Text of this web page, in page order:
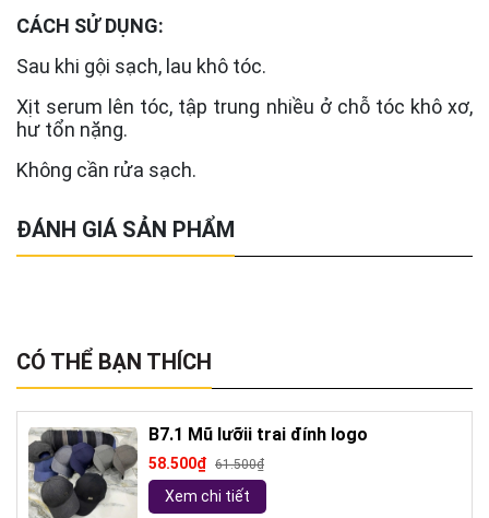
CÁCH SỬ DỤNG:
Sau khi gội sạch, lau khô tóc.
Xịt serum lên tóc, tập trung nhiều ở chỗ tóc khô xơ,
hư tổn nặng.
Không cần rửa sạch.
ĐÁNH GIÁ SẢN PHẨM
CÓ THỂ BẠN THÍCH
B7.1 Mũ lưỡii trai đính logo
58.500₫ 61.500₫
Xem chi tiết